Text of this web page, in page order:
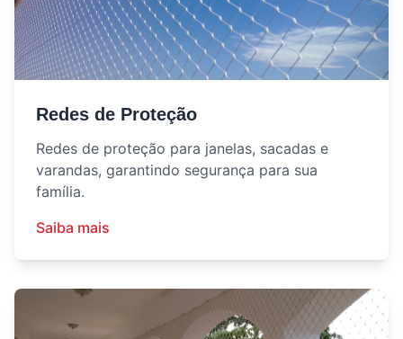
Redes de Proteção
Redes de proteção para janelas, sacadas e
varandas, garantindo segurança para sua
família.
Saiba mais